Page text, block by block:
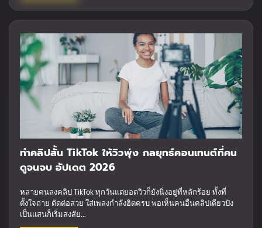
ทำคลิปสั้น TikTok ให้วิวพุ่ง กลยุทธ์คอนเทนต์ที่คน
ดูจนจบ อัปเดต 2026
หลายคนลงคลิป TikTok ทุกวันแต่ยอดวิวก็ยังนิ่งอยู่ที่หลักร้อย ทั้งที่
ตั้งใจถ่าย ตัดต่อสวย ใส่เพลงกำลังฮิตครบ พอเห็นคนอื่นคลิปเดียวปัง
เป็นแสนก็เริ่มสงสัย...